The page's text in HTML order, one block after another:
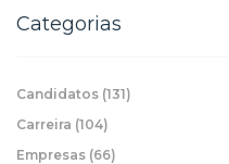
Categorias
Candidatos (131)
Carreira (104)
Empresas (66)